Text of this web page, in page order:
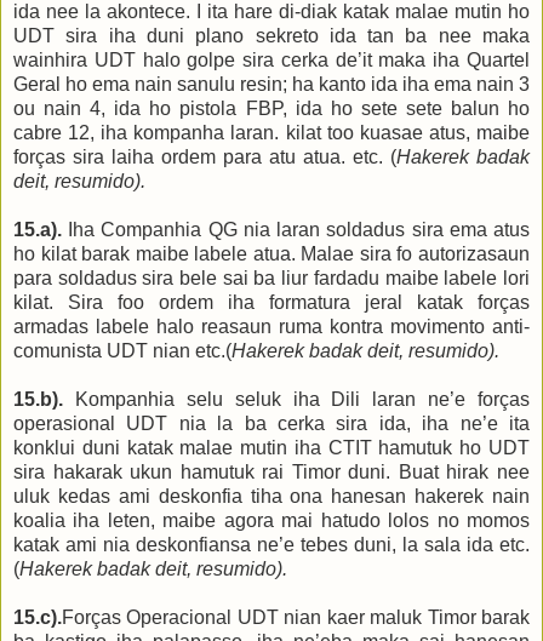
ida nee la akontece. I ita hare di-diak katak malae mutin ho
UDT sira iha duni plano sekreto ida tan ba nee maka
wainhira UDT halo golpe sira cerka de’it maka iha Quartel
Geral ho ema nain sanulu resin; ha kanto ida iha ema nain 3
ou nain 4, ida ho pistola FBP, ida ho sete sete balun ho
cabre 12, iha kompanha laran. kilat too kuasae atus, maibe
forças sira laiha ordem para atu atua. etc. (Hakerek badak
deit, resumido).
15.a). Iha Companhia QG nia laran soldadus sira ema atus
ho kilat barak maibe labele atua. Malae sira fo autorizasaun
para soldadus sira bele sai ba liur fardadu maibe labele lori
kilat. Sira foo ordem iha formatura jeral katak forças
armadas labele halo reasaun ruma kontra movimento anti-
comunista UDT nian etc.(Hakerek badakdeit, resumido).
15.b). Kompanhia selu seluk iha Dili laran ne’e forças
operasional UDT nia la ba cerka sira ida, iha ne’e ita
konklui duni katak malae mutin iha CTIT hamutuk ho UDT
sira hakarak ukun hamutuk rai Timor duni. Buat hirak nee
uluk kedas ami deskonfia tiha ona hanesan hakerek nain
koalia iha leten, maibe agora mai hatudo lolos no momos
katak ami nia deskonfiansa ne’e tebes duni, la sala ida etc.
(Hakerek badakdeit, resumido).
15.c).Forças Operacional UDT nian kaer maluk Timor barak